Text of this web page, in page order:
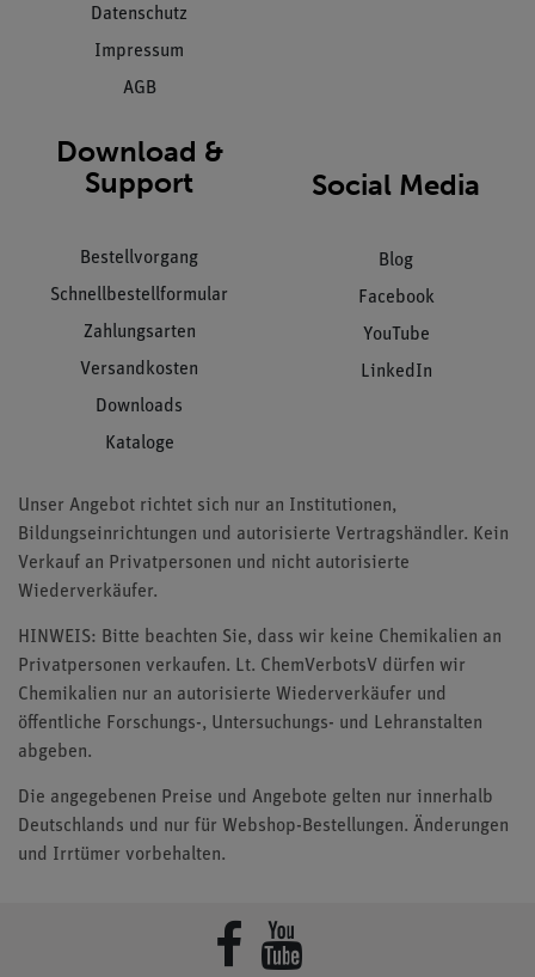
Datenschutz
Impressum
AGB
Download &
Support
Bestellvorgang
Schnellbestellformular
Zahlungsarten
Versandkosten
Downloads
Kataloge
Social Media
Blog
Facebook
YouTube
LinkedIn
Unser Angebot richtet sich nur an Institutionen,
Bildungseinrichtungen und autorisierte Vertragshändler. Kein
Verkauf an Privatpersonen und nicht autorisierte
Wiederverkäufer.
HINWEIS: Bitte beachten Sie, dass wir keine Chemikalien an
Privatpersonen verkaufen. Lt. ChemVerbotsV dürfen wir
Chemikalien nur an autorisierte Wiederverkäufer und
öffentliche Forschungs-, Untersuchungs- und Lehranstalten
abgeben.
Die angegebenen Preise und Angebote gelten nur innerhalb
Deutschlands und nur für Webshop-Bestellungen. Änderungen
und Irrtümer vorbehalten.